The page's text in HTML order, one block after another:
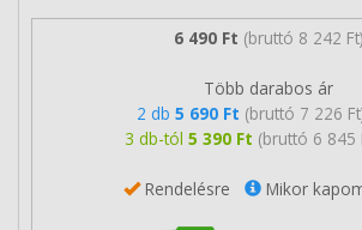
6 490 Ft (bruttó 8 242 Ft)
Több darabos ár
2 db 5 690 Ft (bruttó 7 226
3 db-tól 5 390 Ft (bruttó 6 845
Rendelésre Mikor